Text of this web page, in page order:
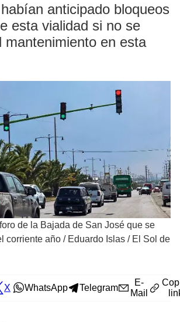
anticipado bloqueos
esta vialidad si no se
mantenimiento en esta
de la Bajada de San José que se
corriente año / Eduardo Islas / El Sol de
X WhatsApp Telegram
E-
Mail